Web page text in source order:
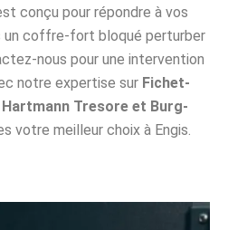
conçu pour répondre à vos
un coffre-fort bloqué perturber
nous pour une intervention
notre expertise sur Fichet-
Hartmann Tresore et Burg-
votre meilleur choix à Engis.